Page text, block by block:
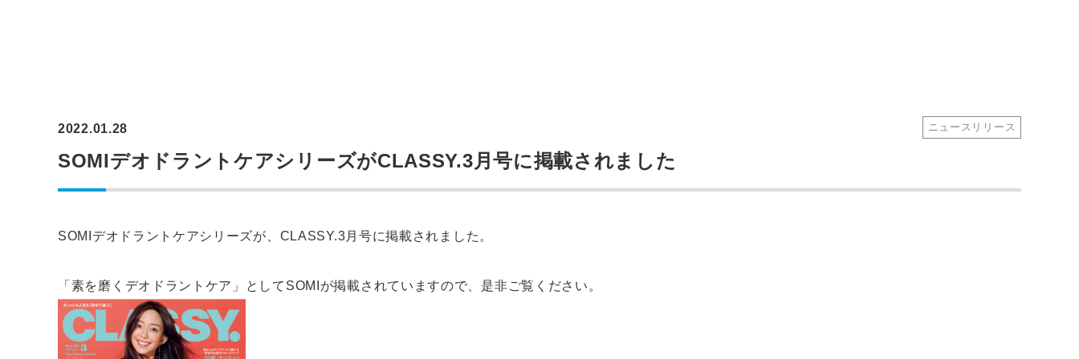
ニュースリリース
2022.01.28
SOMIデオドラントケアシリーズがCLASSY.3月号に掲載されました
SOMIデオドラントケアシリーズが、CLASSY.3月号に掲載されました。
「素を磨くデオドラントケア」としてSOMIが掲載されていますので、是非ご覧ください。